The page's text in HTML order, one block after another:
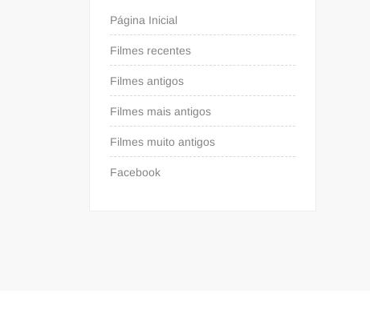
Página Inicial
Filmes recentes
Filmes antigos
Filmes mais antigos
Filmes muito antigos
Facebook